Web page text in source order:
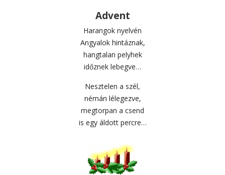
Advent
Harangok nyelvén
Angyalok hintáznak,
hangtalan pelyhek
időznek lebegve…
Nesztelen a szél,
némán lélegezve,
megtorpan a csend
is egy áldott percre…